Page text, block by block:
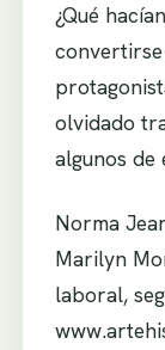
¿Qué
olvidado
algunos de
Norma
Marilyn
laboral,